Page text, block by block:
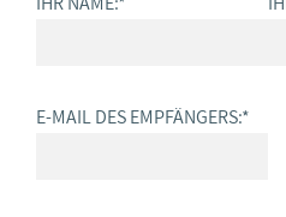
E-MAIL DES EMPFÄNGERS:*